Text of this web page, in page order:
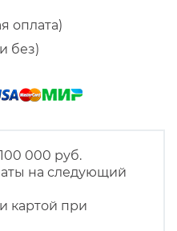
оплата)
без)
000 руб.
на следующий
картой при